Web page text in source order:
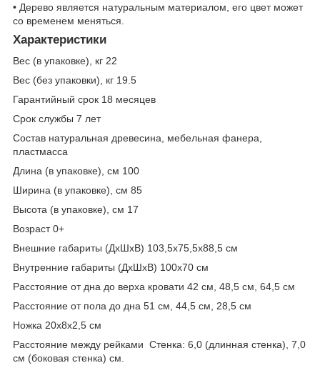
• Дерево является натуральным материалом, его цвет может
со временем меняться.
Характеристики
Вес (в упаковке), кг 22
Вес (без упаковки), кг 19.5
Гарантийный срок 18 месяцев
Срок службы 7 лет
Состав натуральная древесина, мебельная фанера,
пластмасса
Длина (в упаковке), см 100
Ширина (в упаковке), см 85
Высота (в упаковке), см 17
Возраст 0+
Внешние габариты (ДхШхВ) 103,5х75,5х88,5 см
Внутренние габариты (ДхШхВ) 100х70 см
Расстояние от дна до верха кровати 42 см, 48,5 см, 64,5 см
Расстояние от пола до дна 51 см, 44,5 см, 28,5 см
Ножка 20х8х2,5 см
Расстояние между рейками Стенка: 6,0 (длинная стенка), 7,0
см (боковая стенка) см.